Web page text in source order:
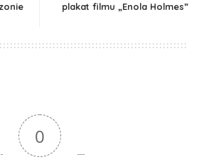
plakat filmu „Enola Holmes”
0